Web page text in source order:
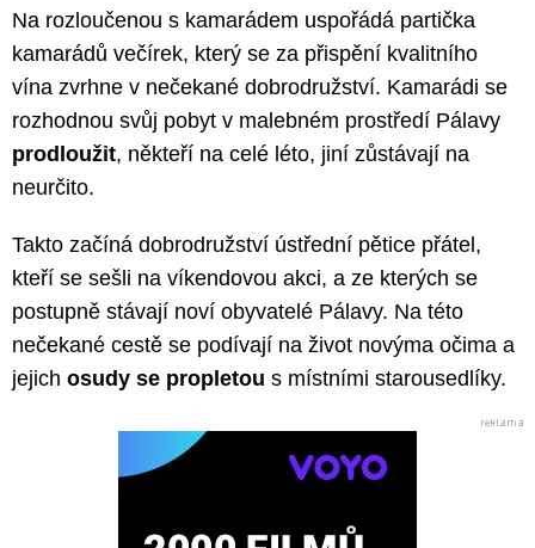
Na rozloučenou s kamarádem uspořádá partička
kamarádů večírek, který se za přispění kvalitního
vína zvrhne v nečekané dobrodružství. Kamarádi se
rozhodnou svůj pobyt v malebném prostředí Pálavy
prodloužit, někteří na celé léto, jiní zůstávají na
neurčito.
Takto začíná dobrodružství ústřední pětice přátel,
kteří se sešli na víkendovou akci, a ze kterých se
postupně stávají noví obyvatelé Pálavy. Na této
nečekané cestě se podívají na život novýma očima a
jejich osudy se propletou s místními starousedlíky.